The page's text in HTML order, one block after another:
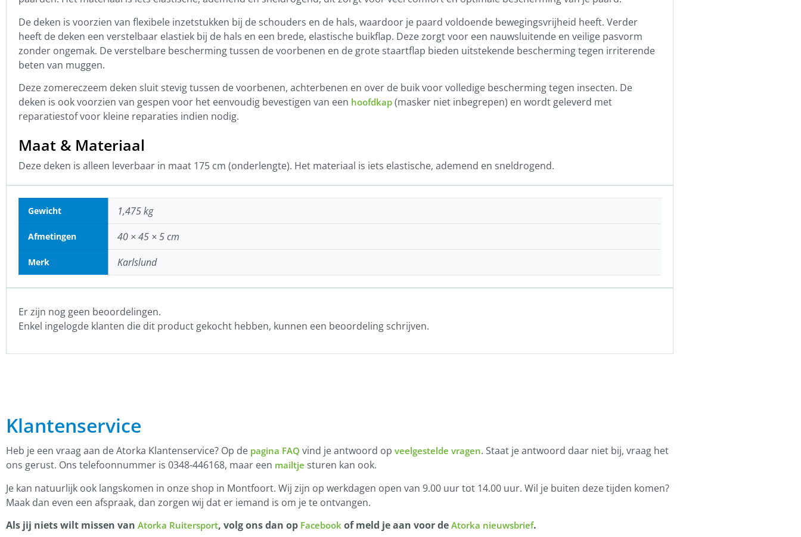
De deken is voorzien van flexibele inzetstukken bij de schouders en de hals, waardoor je paard voldoende bewegingsvrijheid heeft. Verder
heeft de deken een verstelbaar elastiek bij de hals en een brede, elastische buikflap. Deze zorgt voor een nauwsluitende en veilige pasvorm
zonder ongemak. De verstelbare bescherming tussen de voorbenen en de grote staartflap bieden uitstekende bescherming tegen irriterende
beten van muggen.
Deze zomereczeem deken sluit stevig tussen de voorbenen, achterbenen en over de buik voor volledige bescherming tegen insecten. De
deken is ook voorzien van gespen voor het eenvoudig bevestigen van een hoofdkap (masker niet inbegrepen) en wordt geleverd met
reparatiestof voor kleine reparaties indien nodig.
Maat & Materiaal
Deze deken is alleen leverbaar in maat 175 cm (onderlengte). Het materiaal is iets elastische, ademend en sneldrogend.
Gewicht 1,475 kg
Afmetingen 40 × 45 × 5 cm
Merk Karlslund
Er zijn nog geen beoordelingen.
Enkel ingelogde klanten die dit product gekocht hebben, kunnen een beoordeling schrijven.
Klantenservice
Heb je een vraag aan de Atorka Klantenservice? Op de pagina FAQ vind je antwoord op veelgestelde vragen. Staat je antwoord daar niet bij, vraag het
ons gerust. Ons telefoonnummer is 0348-446168, maar een mailtje sturen kan ook.
Je kan natuurlijk ook langskomen in onze shop in Montfoort. Wij zijn op werkdagen open van 9.00 uur tot 14.00 uur. Wil je buiten deze tijden komen?
Maak dan even een afspraak, dan zorgen wij dat er iemand is om je te ontvangen.
Als jij niets wilt missen van Atorka Ruitersport, volg ons dan op Facebook of meld je aan voor de Atorka nieuwsbrief.